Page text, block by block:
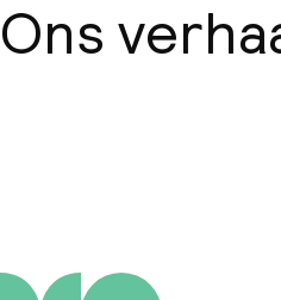
Ons